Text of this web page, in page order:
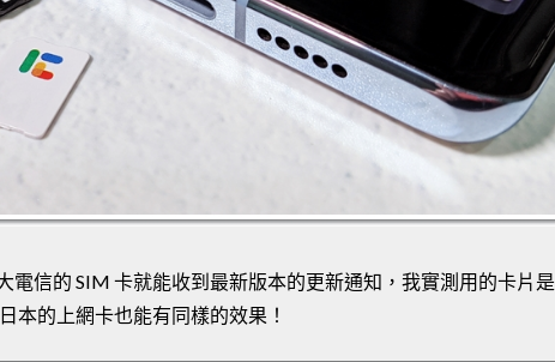
電信的 SIM 卡就能收到最新版本的更新通知，我實測用的卡片是
本的上網卡也能有同樣的效果！